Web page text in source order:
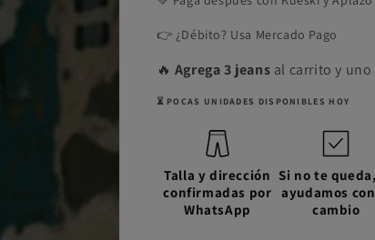
👉 ¿Débito? Usa Mercado Pago
🔥 Agrega 3 jeans al carrito y uno
⏳ POCAS UNIDADES DISPONIBLES HOY
Talla y dirección
confirmadas por
WhatsApp
Si no te
ayudamos
cambio